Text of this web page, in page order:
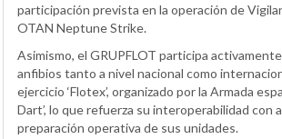
participación prevista en la operación de
OTAN Neptune Strike.
Asimismo, el GRUPFLOT participa
anfibios tanto a nivel nacional como
ejercicio ‘Flotex’, organizado por la Armada
Dart’, lo que refuerza su interoperabilidad con
preparación operativa de sus unidades.